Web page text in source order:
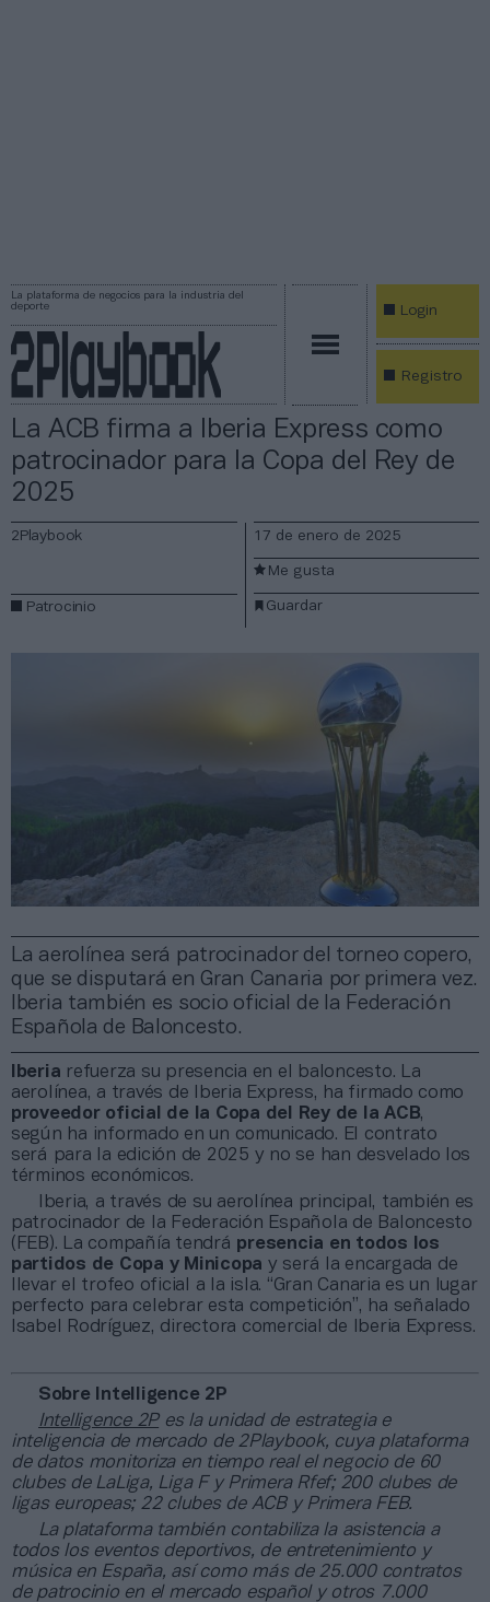
La plataforma de negocios para la industria del
deporte
Login
Registro
La ACB firma a Iberia Express como
patrocinador para la Copa del Rey de
2025
La aerolínea será patrocinador del torneo copero,
que se disputará en Gran Canaria por primera vez.
Iberia también es socio oficial de la Federación
Española de Baloncesto.
2Playbook
Patrocinio
17 de enero de 2025
Guardar
Me gusta
Iberia refuerza su presencia en el baloncesto. La
aerolínea, a través de Iberia Express, ha firmado como
proveedor oficial de la Copa del Rey de la ACB,
según ha informado en un comunicado. El contrato
será para la edición de 2025 y no se han desvelado los
términos económicos.
Iberia, a través de su aerolínea principal, también es
patrocinador de la Federación Española de Baloncesto
(FEB). La compañía tendrá presencia en todos los
partidos de Copa y Minicopa y será la encargada de
llevar el trofeo oficial a la isla. “Gran Canaria es un lugar
perfecto para celebrar esta competición”, ha señalado
Isabel Rodríguez, directora comercial de Iberia Express.
Sobre Intelligence 2P
Intelligence 2Pes la unidad de estrategia e
inteligencia de mercado de 2Playbook, cuya plataforma
de datos monitoriza en tiempo real el negocio de 60
clubes de LaLiga, Liga F y Primera Rfef; 200 clubes de
ligas europeas; 22 clubes de ACB y Primera FEB.
La plataforma también contabiliza la asistencia a
todos los eventos deportivos, de entretenimiento y
música en España, así como más de 25.000 contratos
de patrocinio en el mercado español y otros 7.000